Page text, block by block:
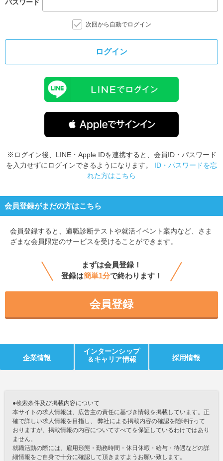
パスワード
次回から自動でログイン
ログイン
※ログイン後、LINE・Apple IDを連携すると、会員ID・パスワード
を入力せずにログインできるようになります。 ID・パスワードを忘
れた方はこちら
会員登録がまだの方はこちら
会員登録すると、 適職診断テストや就活イベント案内など、さま
ざまな会員限定のサービスを受けることができます。
まずは会員登録！
登録は簡単1分で終わります！
会員登録
企業情報
インターンシップ
＆キャリア情報
採用情報
●検索条件及び掲載内容について
本サイトの求人情報は、広告主の責任に基づき情報を掲載しています。正
確で詳しい求人情報を目指し、 弊社による掲載内容の確認を随時行って
おりますが、掲載情報の内容についてすべてを保証しているわけではあり
ません。
就職活動の際には、雇用形態・勤務時間・休日休暇・給与・待遇などの詳
細情報をご自身で十分に確認して頂きますようお願い致します。